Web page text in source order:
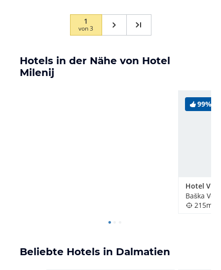
1
von3
Hotels in der Nähe von Hotel
Milenij
99%
Hotel
Baška
215m
Beliebte Hotels in Dalmatien